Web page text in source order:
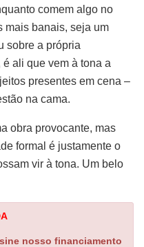
comem algo no
mais banais, seja um
sobre a própria
ali que vem à tona a
presentes em cena –
na cama.
obra provocante, mas
formal é justamente o
vir à tona. Um belo
nosso financiamento